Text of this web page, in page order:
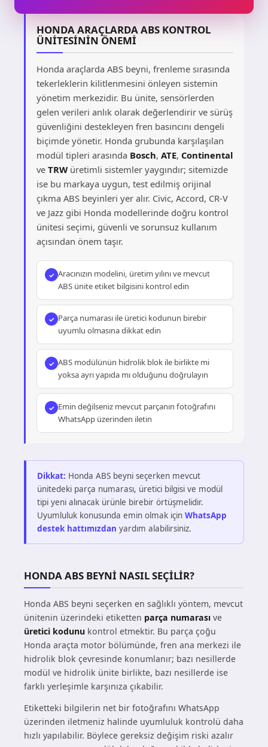
HONDA ARAÇLARDA ABS KONTROL
ÜNITESININ ÖNEMI
Honda araçlarda ABS beyni, frenleme sırasında
tekerleklerin kilitlenmesini önleyen sistemin
yönetim merkezidir. Bu ünite, sensörlerden
gelen verileri anlık olarak değerlendirir ve sürüş
güvenliğini destekleyen fren basıncını dengeli
biçimde yönetir. Honda grubunda karşılaşılan
modül tipleri arasında Bosch, ATE, Continental
ve TRWüretimli sistemler yaygındır; sitemizde
ise bu markaya uygun, test edilmiş orijinal
çıkma ABS beyinleri yer alır. Civic, Accord, CR-V
ve Jazz gibi Honda modellerinde doğru kontrol
ünitesi seçimi, güvenli ve sorunsuz kullanım
açısından önem taşır.
Aracınızın modelini, üretim yılını ve mevcut
ABS ünite etiket bilgisini kontrol edin
Parça numarası ile üretici kodunun birebir
uyumlu olmasına dikkat edin
ABS modülünün hidrolik blok ile birlikte mi
yoksa ayrı yapıda mı olduğunu doğrulayın
Emin değilseniz mevcut parçanın fotoğrafını
WhatsApp üzerinden iletin
Dikkat: Honda ABS beyni seçerken mevcut
ünitedeki parça numarası, üretici bilgisi ve modül
tipi yeni alınacak ürünle birebir örtüşmelidir.
Uyumluluk konusunda emin olmak için WhatsApp
destek hattımızdan yardım alabilirsiniz.
HONDA ABS BEYNI NASIL SEÇILIR?
Honda ABS beyni seçerken en sağlıklı yöntem, mevcut
ünitenin üzerindeki etiketten parça numarası ve
üretici kodunu kontrol etmektir. Bu parça çoğu
Honda araçta motor bölümünde, fren ana merkezi ile
hidrolik blok çevresinde konumlanır; bazı nesillerde
modül ve hidrolik ünite birlikte, bazı nesillerde ise
farklı yerleşimle karşınıza çıkabilir.
Etiketteki bilgilerin net bir fotoğrafını WhatsApp
üzerinden iletmeniz halinde uyumluluk kontrolü daha
hızlı yapılabilir. Böylece gereksiz değişim riski azalır